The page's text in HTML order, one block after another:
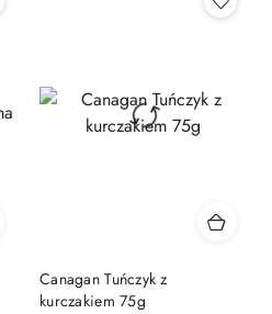
Canagan Tuńczyk z
kurczakiem 75g